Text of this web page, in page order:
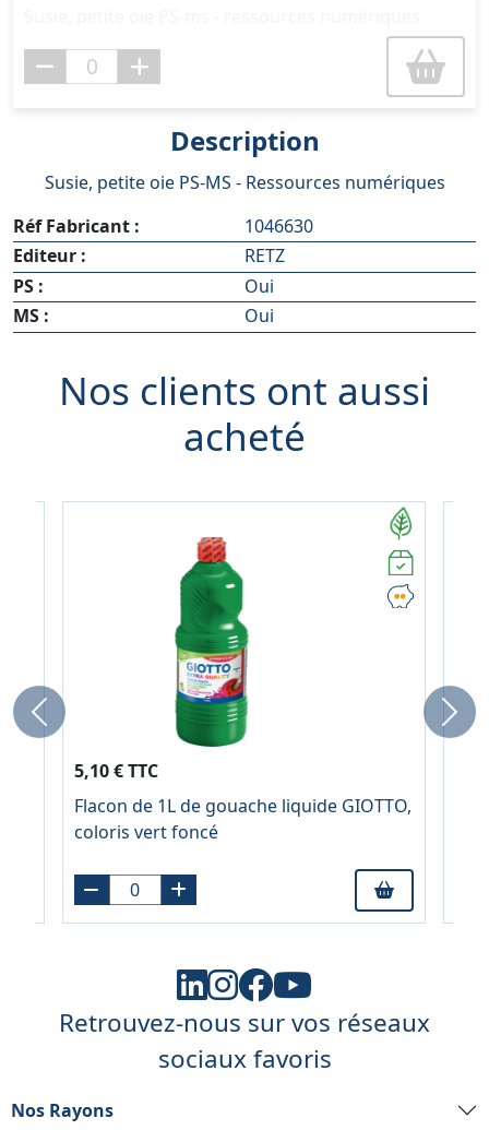
Description
Susie, petite oie PS-MS - Ressources numériques
Réf Fabricant :
1046630
Editeur :
RETZ
PS :
Oui
MS :
Oui
Nos clients ont aussi
acheté
5,10 € TTC
Flacon de 1L de gouache liquide GIOTTO,
coloris vert foncé
Previous Next
Retrouvez-nous sur vos réseaux
sociaux favoris
Nos Rayons